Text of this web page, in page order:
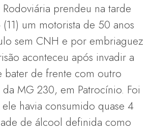
prendeu na tarde
um motorista de 50 anos
sem CNH e por embriaguez
aconteceu após invadir a
bater de frente com outro
MG 230, em Patrocínio. Foi
havia consumido quase 4
de álcool definida como